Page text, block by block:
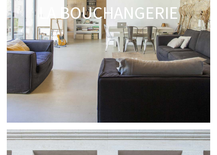
LA BOUCHANGERIE